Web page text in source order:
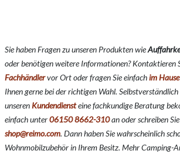
Sie haben Fragen zu unseren Produkten wie
oder benötigen weitere Informationen? Kontaktieren
Fachhändlervor Ort oder fragen Sie einfachim
Ihnen gerne bei der richtigen Wahl.
unseren Kundendiensteine fachkundige Beratung
einfach unter06150 8662-310an oder schreiben
shop@reimo.com. Dann haben Sie wahrscheinlich
Wohnmobilzubehör in Ihrem Besitz. Mehr Camping-